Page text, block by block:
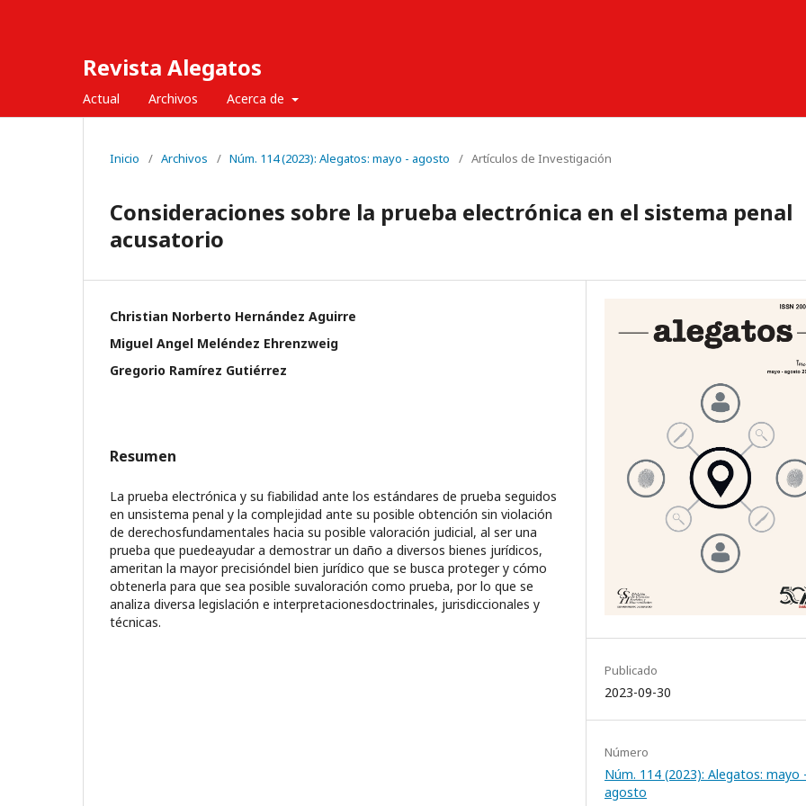
Revista Alegatos
Actual Archivos Acerca de
Inicio / Archivos / Núm. 114 (2023): Alegatos: mayo - agosto / Artículos de Investigación
Consideraciones sobre la prueba electrónica en el sistema penal
acusatorio
Christian Norberto Hernández Aguirre
Miguel Angel Meléndez Ehrenzweig
Gregorio Ramírez Gutiérrez
Resumen
La prueba electrónica y su fiabilidad ante los estándares de prueba seguidos
en unsistema penal y la complejidad ante su posible obtención sin violación
de derechosfundamentales hacia su posible valoración judicial, al ser una
prueba que puedeayudar a demostrar un daño a diversos bienes jurídicos,
ameritan la mayor precisióndel bien jurídico que se busca proteger y cómo
obtenerla para que sea posible suvaloración como prueba, por lo que se
analiza diversa legislación e interpretacionesdoctrinales, jurisdiccionales y
técnicas.
Publicado
2023-09-30
Número
Núm. 114 (2023): Alegatos: mayo
agosto